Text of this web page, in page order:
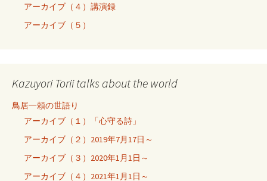
アーカイブ（４）講演録
アーカイブ（５）
Kazuyori Torii talks about the world
鳥居一頼の世語り
アーカイブ（１）「心守る詩」
アーカイブ（２）2019年7月17日～
アーカイブ（３）2020年1月1日～
アーカイブ（４）2021年1月1日～